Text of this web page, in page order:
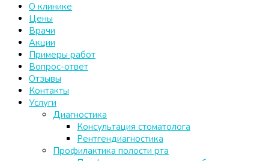
О клинике
Цены
Врачи
Акции
Примеры работ
Вопрос-ответ
Отзывы
Контакты
Услуги
Диагностика
Консультация стоматолога
Рентгендиагностика
Профилактика полости рта